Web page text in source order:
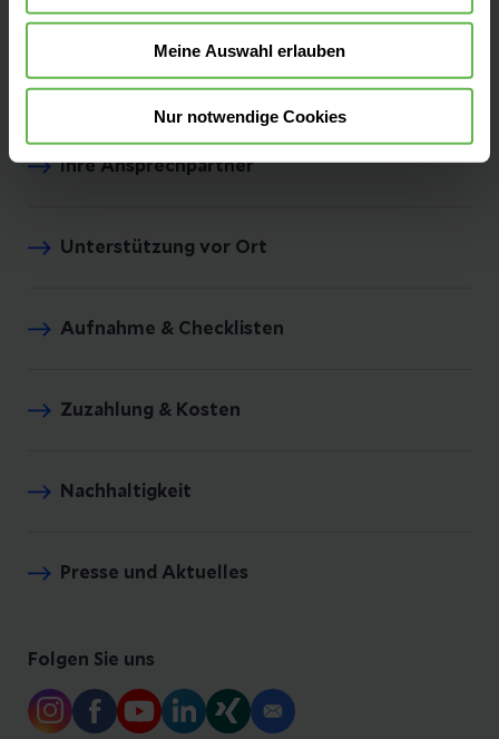
Meine Auswahl erlauben
Nur notwendige Cookies
Anfahrt & Parken
Ihre Ansprechpartner
Unterstützung vor Ort
Aufnahme & Checklisten
Zuzahlung & Kosten
Nachhaltigkeit
Presse und Aktuelles
Folgen Sie uns